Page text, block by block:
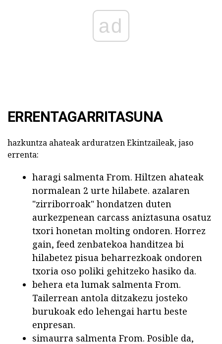
ad
ERRENTAGARRITASUNA
hazkuntza ahateak arduratzen Ekintzaileak, jaso
errenta:
haragi salmenta From. Hiltzen ahateak
normalean 2 urte hilabete. azalaren
"zirriborroak" hondatzen duten
aurkezpenean carcass aniztasuna osatuz
txori honetan molting ondoren. Horrez
gain, feed zenbatekoa handitzea bi
hilabetez pisua beharrezkoak ondoren
txoria oso poliki gehitzeko hasiko da.
behera eta lumak salmenta From.
Tailerrean antola ditzakezu josteko
burukoak edo lehengai hartu beste
enpresan.
simaurra salmenta From. Posible da,